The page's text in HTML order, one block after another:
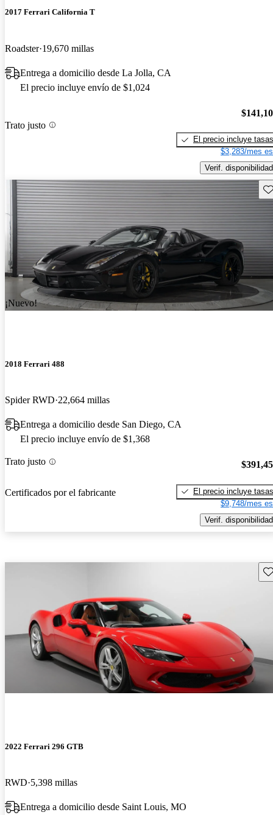
2017 Ferrari California T
Roadster 19,670 millas
Entrega a domicilio desde La Jolla, CA
El precio incluye envío de $1,024
Trato justo
El precio incluye tasas
$3,283/mes
Verif. disponibilidad
¡Nuevo!
2018 Ferrari 488
Spider RWD 22,664 millas
Entrega a domicilio desde San Diego, CA
El precio incluye envío de $1,368
Trato justo
Certificados por el fabricante
El precio incluye tasas
$9,748/mes
Verif. disponibilidad
2022 Ferrari 296 GTB
RWD 5,398 millas
Entrega a domicilio desde Saint Louis, MO